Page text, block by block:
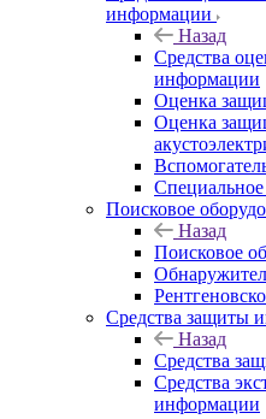
информации
Назад
Средства
информации
Оценка
Оценка
Поисковое
Назад
Поисковое
Средства защиты
Назад
Средства
Средства
информации